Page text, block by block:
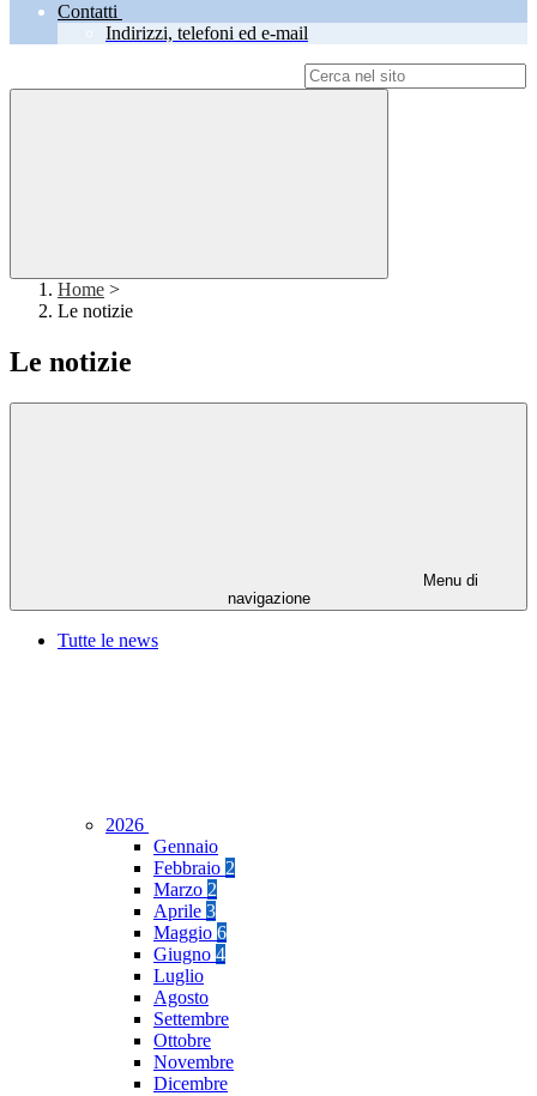
Contatti
Indirizzi, telefoni ed e-mail
Home >
Le notizie
Le notizie
Menu di
navigazione
Tutte le news
2026
Gennaio
Febbraio 2
Marzo 2
Aprile 3
Maggio 6
Giugno 4
Luglio
Agosto
Settembre
Ottobre
Novembre
Dicembre